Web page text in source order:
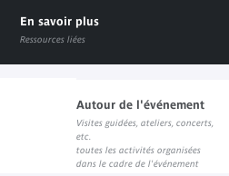
En savoir plus
Ressources liées
"bogoro" sur le site de l'éditeur Questions
Lien externe
The Sociologist,
Lien externe
Autour de l'événement
Visites guidées, ateliers, concerts,
etc.
toutes les activités organisées
dans le cadre de l'événement